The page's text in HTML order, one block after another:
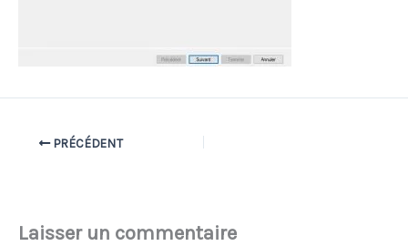
PRÉCÉDENT
Laisser un commentaire